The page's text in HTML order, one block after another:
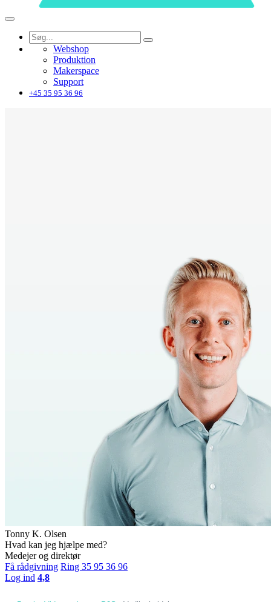
Webshop
Produktion
Makerspace
Support
+45 35 95 36 96
Tonny K. Olsen
Hvad kan jeg hjælpe med?
Medejer og direktør
Få rådgivning Ring 35 95 36 96
Log ind 4,8